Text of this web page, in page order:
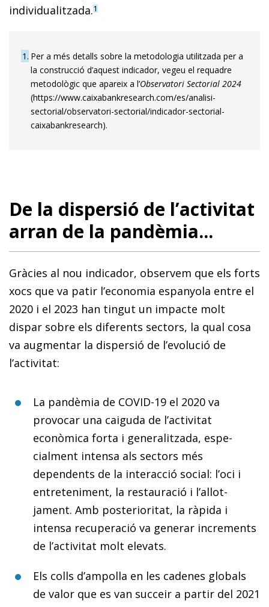
individualitzada.1
1 Per a més detalls sobre la metodologia utilitzada per a
la construcció d’aquest indicador, vegeu el requadre
metodològic que apareix a l’Observatori Sectorial 2024
(https://www.caixabankresearch.com/es/analisi-
sectorial/observatori-sectorial/indicador-sectorial-
caixabankresearch).
De la dispersió de l’activitat
arran de la pandèmia...
Gràcies al nou indicador, observem que els forts
xocs que va patir l’economia espanyola entre el
2020 i el 2023 han tingut un impacte molt
dispar sobre els diferents sectors, la qual cosa
va augmentar la dispersió de l’evolució de
l’activitat:
La pandèmia de COVID-19 el 2020 va
provocar una caiguda de l’activitat
econòmica forta i generalitzada, espe­­
cialment intensa als sectors més
dependents de la in­­terac­­ció social: l’oci i
entreteniment, la restauració i l’a­­­llot­­­­
jament. Amb posterioritat, la ràpida i
intensa recuperació va generar increments
de l’activitat molt elevats.
Els colls d’ampolla en les cadenes globals
de valor que es van succeir a partir del 2021